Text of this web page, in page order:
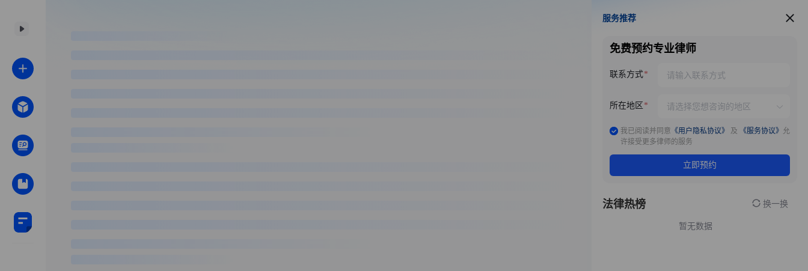
服务推荐
服务推荐
免费预约专业律师
联系方式
所在地区
我已阅读并同意 《用户隐私协议》 及 《服务协议》 允
许接受更多律师的服务
立即预约
法律热榜 换一换
暂无数据